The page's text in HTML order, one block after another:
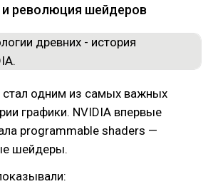
и революция шейдеров
одним из самых важных
графики. NVIDIA впервые
programmable shaders —
шейдеры.